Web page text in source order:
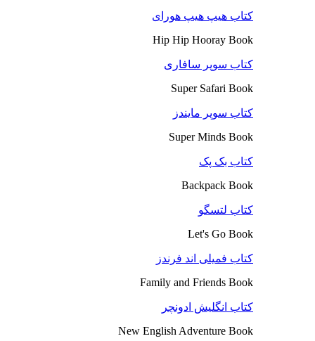
کتاب هیپ هیپ هورای
Hip Hip Hooray Book
کتاب سوپر سافاری
Super Safari Book
کتاب سوپر مایندز
Super Minds Book
کتاب بک پک
Backpack Book
کتاب لتسگو
Let's Go Book
کتاب فمیلی اند فرندز
Family and Friends Book
کتاب انگلیش ادونچر
New English Adventure Book